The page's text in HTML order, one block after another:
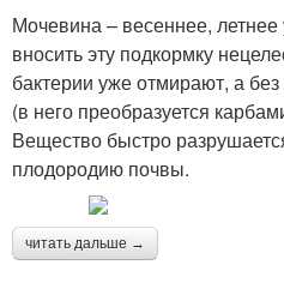
Мочевина – весеннее,
вносить эту подкормку
бактерии уже отмирают, а
(в него преобразуется
Вещество быстро
плодородию почвы.
читать дальше →